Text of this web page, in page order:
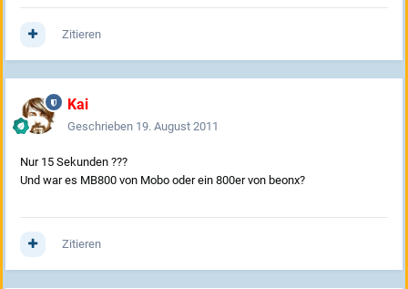
Zitieren
Kai
Geschrieben 19. August 2011
Nur 15 Sekunden ???
Und war es MB800 von Mobo oder ein 800er von beonx?
Zitieren